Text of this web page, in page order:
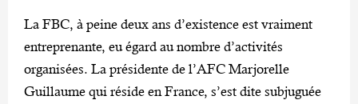
La FBC, à peine deux ans d’existence est vraiment
entreprenante, eu égard au nombre d’activités
organisées. La présidente de l’AFC Marjorelle
Guillaume qui réside en France, s’est dite subjuguée